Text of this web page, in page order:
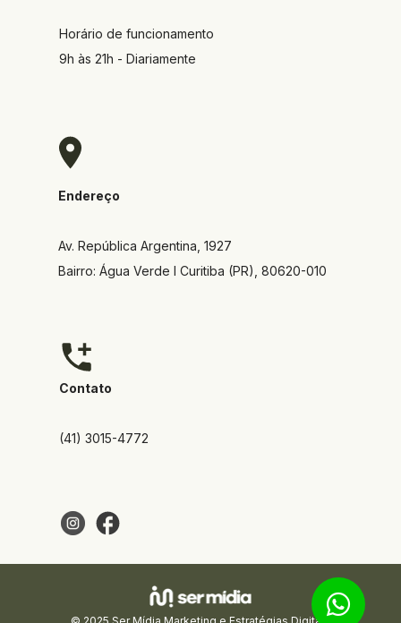
Contato
(41) 3015-4772
Horário de funcionamento
9h às 21h - Diariamente
Endereço
Av. República Argentina, 1927
Bairro: Água Verde I Curitiba (PR), 80620-010